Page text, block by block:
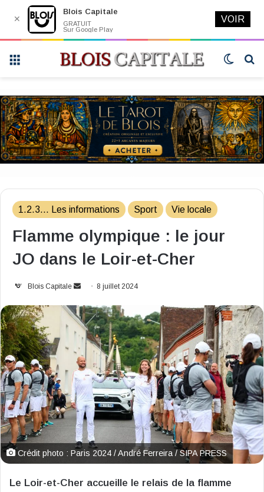
Switch
1.2.3... Les informations Sport Vie locale
Flamme olympique : le jour
JO dans le Loir-et-Cher
Blois Capitale
Envoyer
courriel
8 juillet 2024
Crédit photo : Paris 2024 / André Ferreira / SIPA PRESS
Le Loir-et-Cher accueille le relais de la flamme
✕
Blois Capitale
GRATUIT
Sur Google Play
VOIR